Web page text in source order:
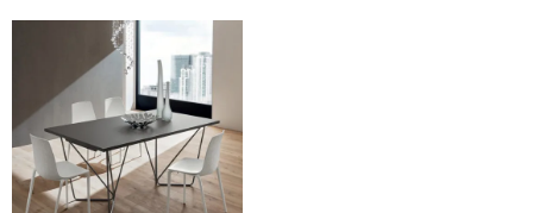
259,00€
a
459,00€